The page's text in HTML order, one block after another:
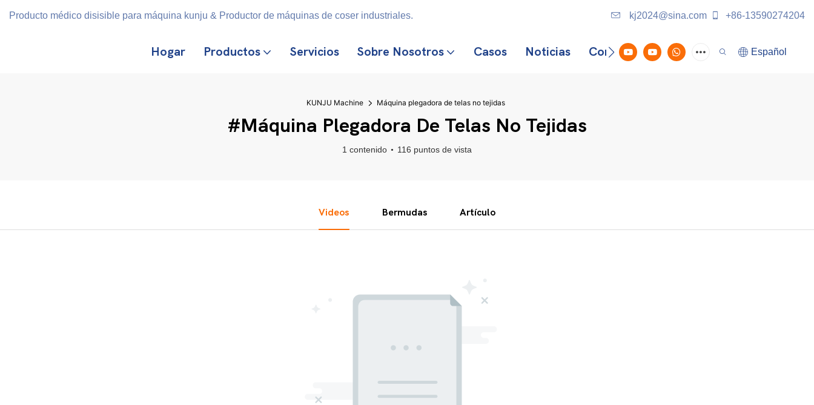
Producto médico disisible para máquina kunju & Productor de máquinas de coser industriales. kj2024@sina.com +86-13590274204
Hogar Productos Servicios Sobre Nosotros Casos Noticias Contáctenos Español
KUNJU Machine Máquina plegadora de telas no tejidas
#Máquina Plegadora De Telas No Tejidas
1 contenido 116 puntos de vista
Videos Bermudas Artículo